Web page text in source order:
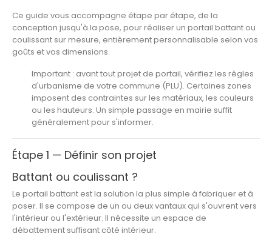
Ce guide vous accompagne étape par étape, de la
conception jusqu'à la pose, pour réaliser un portail battant ou
coulissant sur mesure, entièrement personnalisable selon vos
goûts et vos dimensions.
Important : avant tout projet de portail, vérifiez les règles
d'urbanisme de votre commune (PLU). Certaines zones
imposent des contraintes sur les matériaux, les couleurs
ou les hauteurs. Un simple passage en mairie suffit
généralement pour s'informer.
Étape 1 — Définir son projet
Battant ou coulissant ?
Le portail battant est la solution la plus simple à fabriquer et à
poser. Il se compose de un ou deux vantaux qui s'ouvrent vers
l'intérieur ou l'extérieur. Il nécessite un espace de
débattement suffisant côté intérieur.